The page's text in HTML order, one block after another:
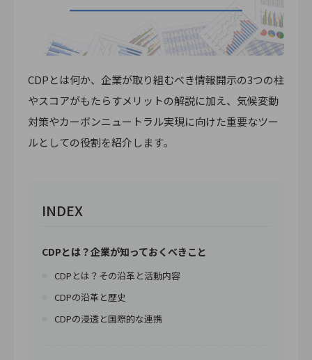
CDPとは何か、企業が取り組むべき情報開示の3つの柱
やスコアがもたらすメリットの解説に加え、気候変動
対策やカーボンニュートラル実現に向けた重要なツー
ルとしての役割を紹介します。
INDEX
CDPとは？企業が知っておくべきこと
CDPとは？その沿革と活動内容
CDPの沿革と歴史
CDPの浸透と国際的な連携